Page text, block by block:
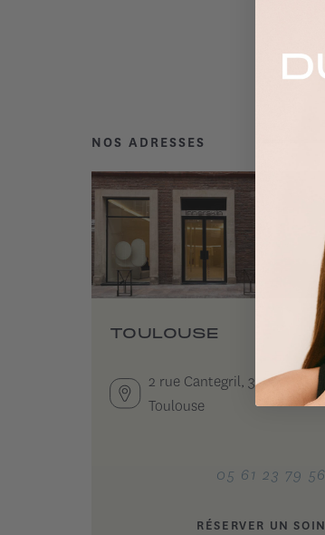
NOS ADRESSES
TOULOUSE
2 rue Cantegril, 31000
Toulouse
05 61 23 79 56
RÉSERVER UN SOIN